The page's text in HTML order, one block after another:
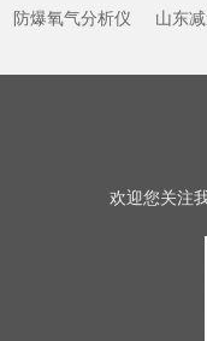
防爆氧气分析仪 山东
欢迎您关注